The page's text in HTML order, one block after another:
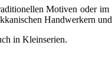
Motiven oder
Handwerkern
in Kleinserien.